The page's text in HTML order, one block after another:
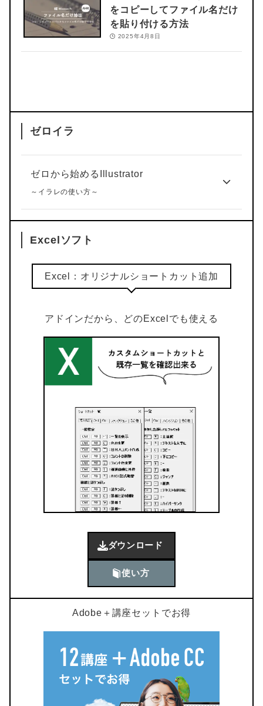
をコピーしてファイル名だけ
を貼り付ける方法
2025年4月8日
ゼロイラ
ゼロから始めるIllustrator
～イラレの使い方～
Excelソフト
Excel：オリジナルショートカット追加
アドインだから、どのExcelでも使える
ダウンロード
使い方
Adobe＋講座セットでお得